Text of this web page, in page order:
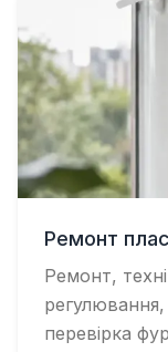
Ремонт
Ремонт,
перевірка